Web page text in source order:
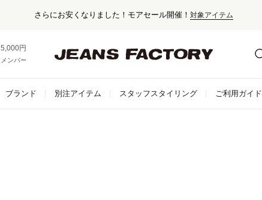
さらにお安くなりました！モアセール開催！ 対象アイテム
5,000円以上お買い上げで送料無料！
メンバー登録でお得な情報をゲット。さらに詳しく
ブランド 別注アイテム スタッフスタイリング ご利用ガイド